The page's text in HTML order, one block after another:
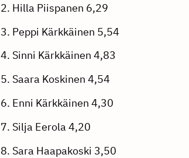
2. Hilla Piispanen 6,29
3. Peppi Kärkkäinen 5,54
4. Sinni Kärkkäinen 4,83
5. Saara Koskinen 4,54
6. Enni Kärkkäinen 4,30
7. Silja Eerola 4,20
8. Sara Haapakoski 3,50